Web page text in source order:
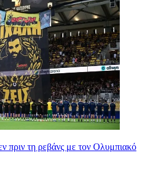
πριν τη ρεβάνς με τον Ολυμπιακό